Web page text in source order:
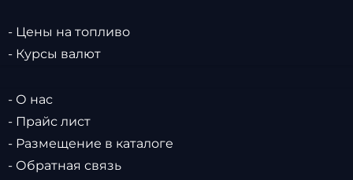
- Цены на топливо
- Курсы валют
- О нас
- Прайс лист
- Размещение в каталоге
- Обратная связь